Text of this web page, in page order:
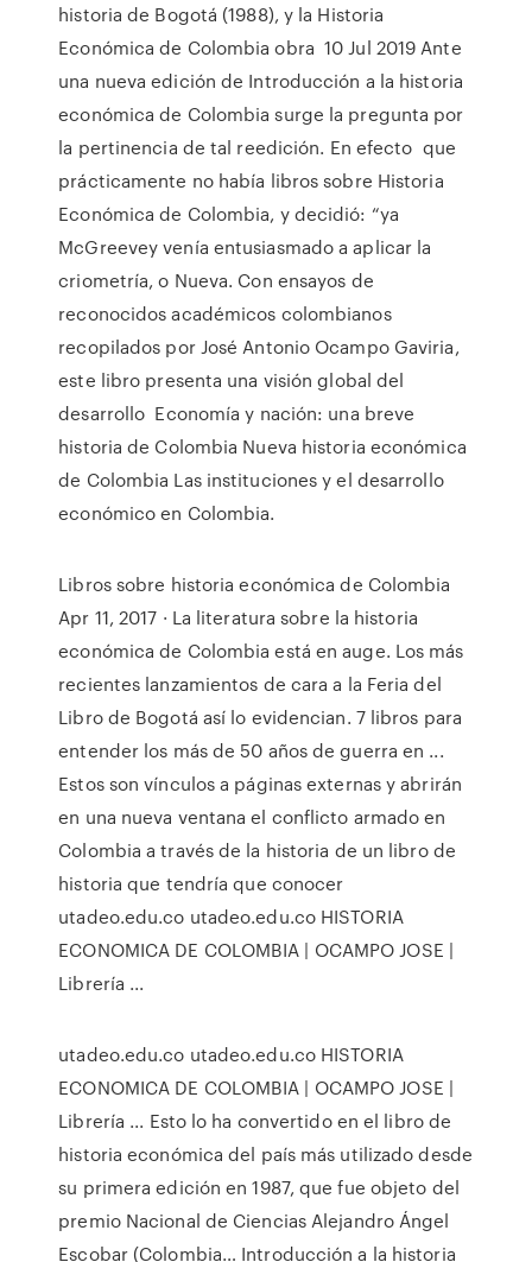
historia de Bogotá (1988), y la Historia
Económica de Colombia obra 10 Jul 2019 Ante
una nueva edición de Introducción a la historia
económica de Colombia surge la pregunta por
la pertinencia de tal reedición. En efecto que
prácticamente no había libros sobre Historia
Económica de Colombia, y decidió: “ya
McGreevey venía entusiasmado a aplicar la
criometría, o Nueva. Con ensayos de
reconocidos académicos colombianos
recopilados por José Antonio Ocampo Gaviria,
este libro presenta una visión global del
desarrollo Economía y nación: una breve
historia de Colombia Nueva historia económica
de Colombia Las instituciones y el desarrollo
económico en Colombia.
Libros sobre historia económica de Colombia
Apr 11, 2017 · La literatura sobre la historia
económica de Colombia está en auge. Los más
recientes lanzamientos de cara a la Feria del
Libro de Bogotá así lo evidencian. 7 libros para
entender los más de 50 años de guerra en ...
Estos son vínculos a páginas externas y abrirán
en una nueva ventana el conflicto armado en
Colombia a través de la historia de un libro de
historia que tendría que conocer
utadeo.edu.co utadeo.edu.co HISTORIA
ECONOMICA DE COLOMBIA | OCAMPO JOSE |
Librería ...
utadeo.edu.co utadeo.edu.co HISTORIA
ECONOMICA DE COLOMBIA | OCAMPO JOSE |
Librería ... Esto lo ha convertido en el libro de
historia económica del país más utilizado desde
su primera edición en 1987, que fue objeto del
premio Nacional de Ciencias Alejandro Ángel
Escobar (Colombia… Introducción a la historia